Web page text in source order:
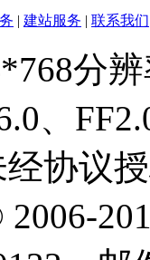
| 建站服务 | 联系我们
分
、
协议
2006-